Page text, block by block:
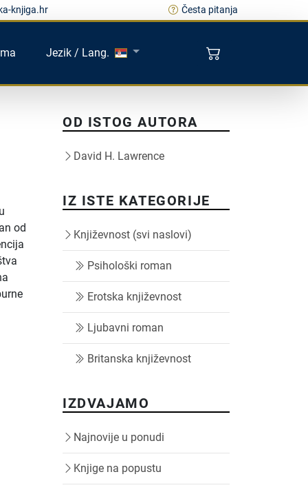
knjiga.hr Česta pitanja
Jezik / Lang.
od
OD ISTOG AUTORA
David H. Lawrence
IZ ISTE KATEGORIJE
Književnost (svi naslovi)
Psihološki roman
Erotska književnost
Ljubavni roman
Britanska književnost
IZDVAJAMO
Najnovije u ponudi
Knjige na popustu